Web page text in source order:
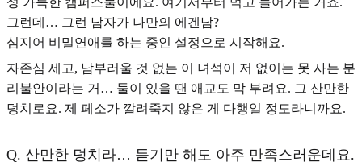
그런데… 그런 남자가 나만의 에겐남?
심지어 비밀연애를 하는 중인 설정으로 시작해요.
자존심 세고, 남부러울 것 없는 이 녀석이 저 없이는 못 사는 분
리불안이라는 거… 둘이 있을 땐 애교도 막 부려요. 그 산만한
덩치로요. 제 페소가 깔려죽지 않은 게 다행일 정도라니까요.
Q. 산만한 덩치라… 듣기만 해도 아주 만족스러운데요.